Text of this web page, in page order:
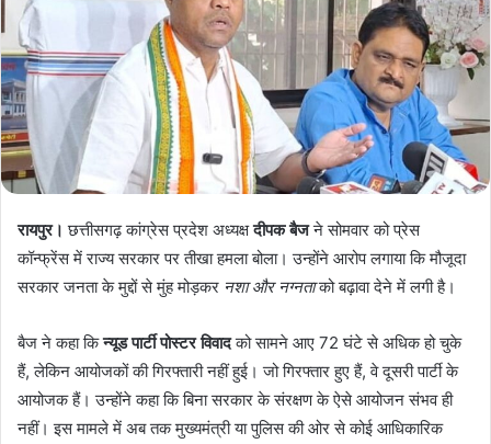
रायपुर। छत्तीसगढ़ कांग्रेस प्रदेश अध्यक्षदीपक बैजने सोमवार को प्रेस
कॉन्फ्रेंस में राज्य सरकार पर तीखा हमला बोला। उन्होंने आरोप लगाया कि मौजूदा
सरकार जनता के मुद्दों से मुंह मोड़कर नशा और नग्नताको बढ़ावा देने में लगी है।
बैज ने कहा किन्यूड पार्टी पोस्टर विवादको सामने आए 72 घंटे से अधिक हो चुके
हैं, लेकिन आयोजकों की गिरफ्तारी नहीं हुई। जो गिरफ्तार हुए हैं, वे दूसरी पार्टी के
आयोजक हैं। उन्होंने कहा कि बिना सरकार के संरक्षण के ऐसे आयोजन संभव ही
नहीं। इस मामले में अब तक मुख्यमंत्री या पुलिस की ओर से कोई आधिकारिक